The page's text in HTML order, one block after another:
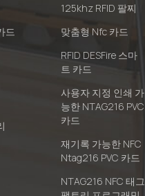
드
125khz RFID 팔찌
맞춤형 Nfc 카드
RFID DESFire 스마
트 카드
사용자 지정 인쇄 가
능한 NTAG216 PVC
카드
재기록 가능한 NFC
Ntag216 PVC 카드
NTAG216 NFC 태그